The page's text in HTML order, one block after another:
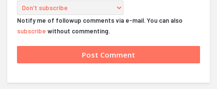
Notify me of followup comments via e-mail. You can also
subscribe without commenting.